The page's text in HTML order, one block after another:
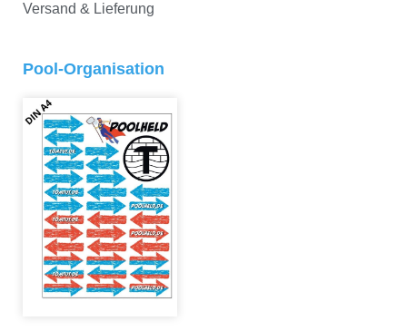
Versand & Lieferung
Pool-Organisation